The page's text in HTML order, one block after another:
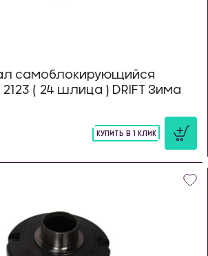
самоблокирующийся
( 24 шлица ) DRIFT Зима
КУПИТЬ В 1 КЛИК